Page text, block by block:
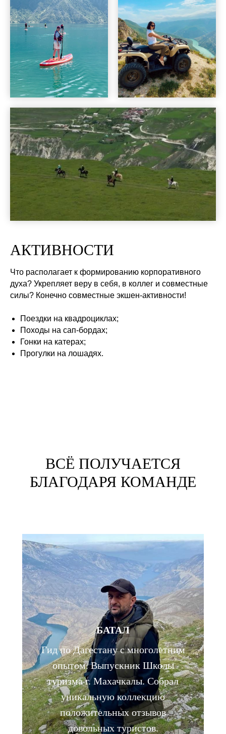
АКТИВНОСТИ
Что располагает к формированию корпоративного
духа? Укрепляет веру в себя, в коллег и совместные
силы? Конечно совместные экшен-активности!
Поездки на квадроциклах;
Походы на сап-бордах;
Гонки на катерах;
Прогулки на лошадях.
ВСЁ ПОЛУЧАЕТСЯ
БЛАГОДАРЯ КОМАНДЕ
БАТАЛ
Гид по Дагестану с многолетним
опытом. Выпускник Школы
туризма г. Махачкалы. Собрал
уникальную коллекцию
положительных отзывов
довольных туристов.